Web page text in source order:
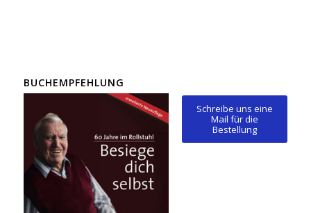
BUCHEMPFEHLUNG
Schreibe uns eine
Mail für die
Bestellung